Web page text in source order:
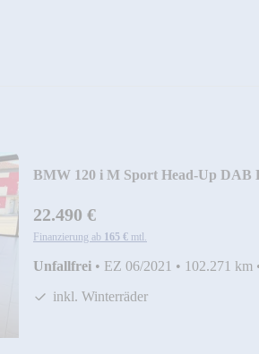
BMW 120 i M Sport Head-Up
22.490 €
Finanzierung ab 165 € mtl.
Unfallfrei • EZ 06/2021 • 102.271 km
inkl. Winterräder